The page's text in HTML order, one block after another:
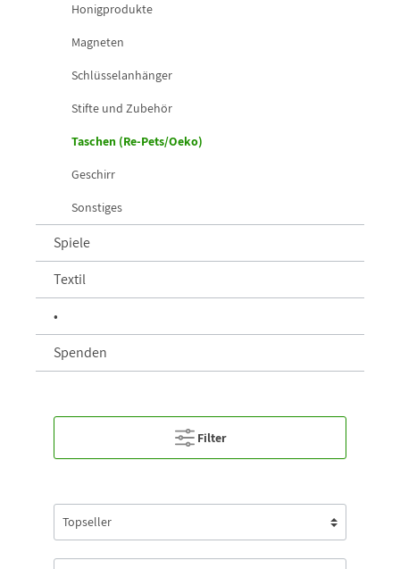
Honigprodukte
Magneten
Schlüsselanhänger
Stifte und Zubehör
Taschen (Re-Pets/Oeko)
Geschirr
Sonstiges
Spiele
Textil
•
Spenden
Filter